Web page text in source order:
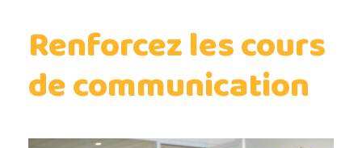
Renforcez les cours
de communication